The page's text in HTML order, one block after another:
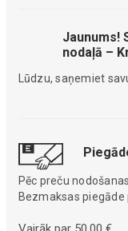
Jaunums!
nodaļā –
Lūdzu, saņemiet
Pēc preču
Bezmaksas piegāde